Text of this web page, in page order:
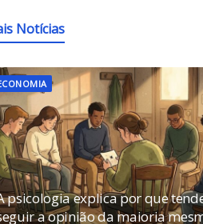
Notícias
psicologia explica por que
a opinião da maioria